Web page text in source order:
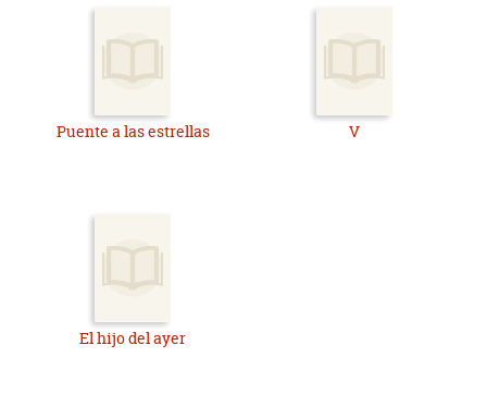
Puente a las estrellas V
El hijo del ayer